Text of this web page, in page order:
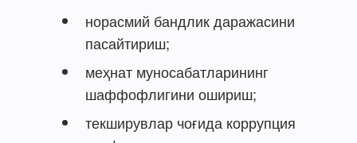
норасмий бандлик даражасини
пасайтириш;
меҳнат муносабатларининг
шаффофлигини ошириш;
текширувлар чоғида коррупция